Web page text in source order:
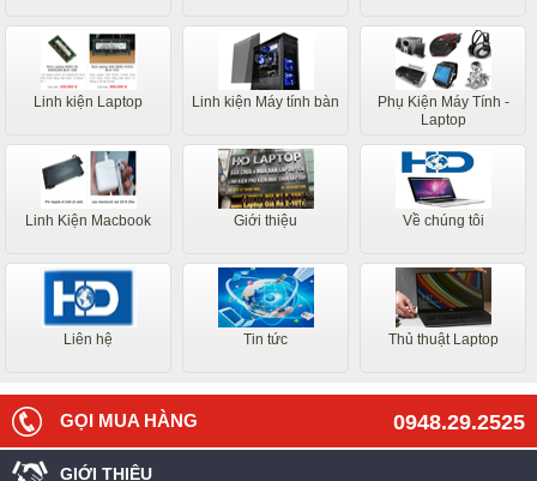
Linh kiện Laptop Linh kiện Máy tính bàn
Phụ Kiện Máy Tính -
Laptop
Linh Kiện Macbook Giới thiệu Về chúng tôi
Liên hệ Tin tức Thủ thuật Laptop
0948.29.2525
GỌI MUA HÀNG
GIỚI THIỆU